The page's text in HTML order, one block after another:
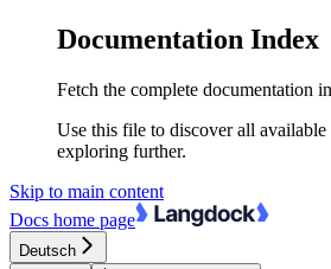
Documentation Index
Fetch the complete documentation
Use this file to discover all available
exploring further.
Skip to main content
Docs home page
Deutsch